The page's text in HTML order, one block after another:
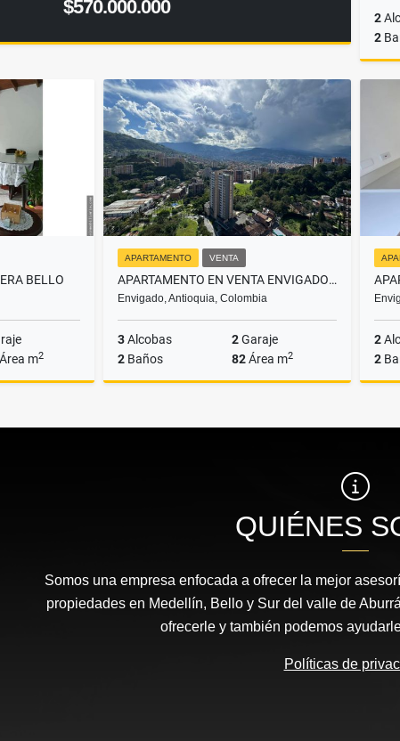
$570.000.000 2
2
BELLO
Área m2
APARTAMENTO VENTA
APARTAMENTO EN VENTA ENVIGADO EL CHINGUI ENVIGADO
Envigado, Antioquia, Colombia
3Alcobas 2Garaje
2 Baños 82Área m2
$646.000.000
2
2
QUIÉNES
Somos una empresa enfocada a ofrecer la mejor
propiedades en Medellín, Bello y Sur del valle de
ofrecerle y también podemos
Políticas de